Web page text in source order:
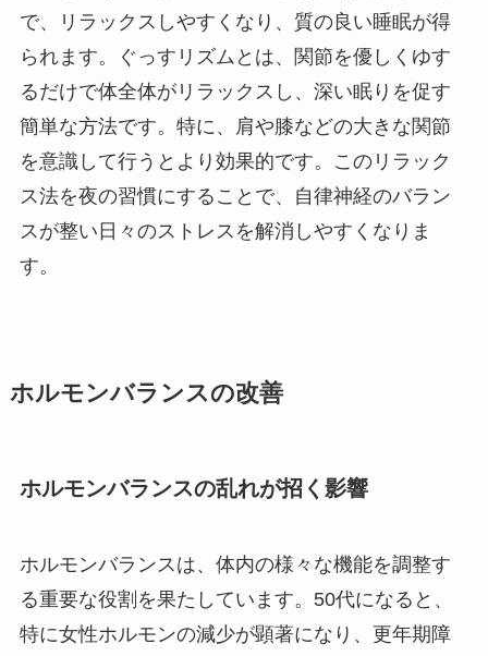
で、リラックスしやすくなり、質の良い睡眠が得
られます。ぐっすリズムとは、関節を優しくゆす
るだけで体全体がリラックスし、深い眠りを促す
簡単な方法です。特に、肩や膝などの大きな関節
を意識して行うとより効果的です。このリラック
ス法を夜の習慣にすることで、自律神経のバラン
スが整い日々のストレスを解消しやすくなりま
す。
ホルモンバランスの改善
ホルモンバランスの乱れが招く影響
ホルモンバランスは、体内の様々な機能を調整す
る重要な役割を果たしています。50代になると、
特に女性ホルモンの減少が顕著になり、更年期障